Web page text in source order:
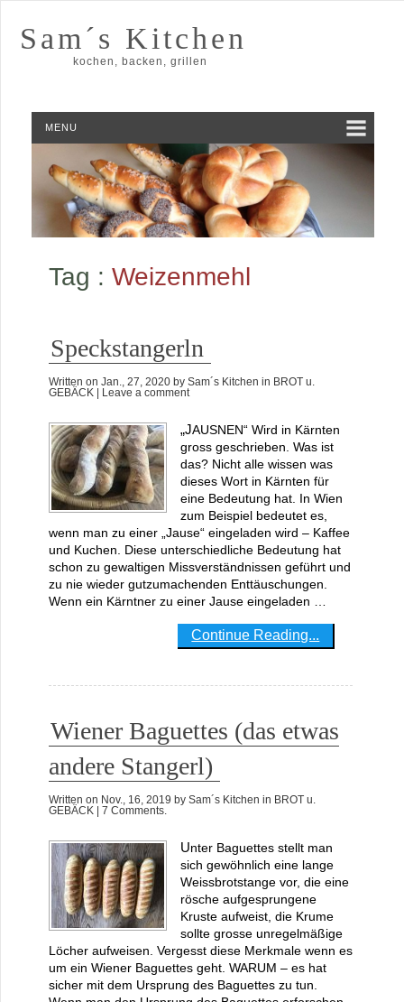
Sam´s Kitchen
kochen, backen, grillen
MENU
Tag : Weizenmehl
Speckstangerln
Written on Jan., 27, 2020 by Sam´s Kitchen in BROT u.
GEBÄCK
| Leave a comment
„JAUSNEN“ Wird in Kärnten
gross geschrieben. Was ist
das? Nicht alle wissen was
dieses Wort in Kärnten für
eine Bedeutung hat. In Wien
zum Beispiel bedeutet es,
wenn man zu einer „Jause“ eingeladen wird – Kaffee
und Kuchen. Diese unterschiedliche Bedeutung hat
schon zu gewaltigen Missverständnissen geführt und
zu nie wieder gutzumachenden Enttäuschungen.
Wenn ein Kärntner zu einer Jause eingeladen …
Continue Reading...
Wiener Baguettes (das etwas
andere Stangerl)
Written on Nov., 16, 2019 by Sam´s Kitchen in BROT u.
GEBÄCK
| 7 Comments.
Unter Baguettes stellt man
sich gewöhnlich eine lange
Weissbrotstange vor, die eine
rösche aufgesprungene
Kruste aufweist, die Krume
sollte grosse unregelmäßige
Löcher aufweisen. Vergesst diese Merkmale wenn es
um ein Wiener Baguettes geht. WARUM – es hat
sicher mit dem Ursprung des Baguettes zu tun.